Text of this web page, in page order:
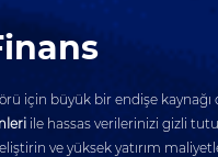
için büyük bir endişe
ile hassas verilerinizi gizli
ve yüksek yatırım